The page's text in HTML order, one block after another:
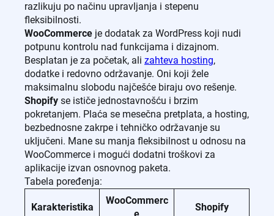
razlikuju po načinu upravljanja i stepenu
fleksibilnosti.
WooCommerce je dodatak za WordPress koji nudi
potpunu kontrolu nad funkcijama i dizajnom.
Besplatan je za početak, ali zahteva hosting,
dodatke i redovno održavanje. Oni koji žele
maksimalnu slobodu najčešće biraju ovo rešenje.
Shopify se ističe jednostavnošću i brzim
pokretanjem. Plaća se mesečna pretplata, a hosting,
bezbednosne zakrpe i tehničko održavanje su
uključeni. Mane su manja fleksibilnost u odnosu na
WooCommerce i mogući dodatni troškovi za
aplikacije izvan osnovnog paketa.
Tabela poređenja:
Karakteristika
WooCommerc
Shopify